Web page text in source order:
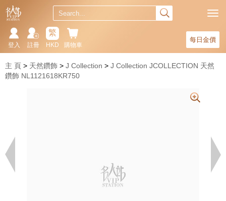
每日金價
購物車
繁
HKD
註冊
登入
主 頁 天然鑽飾 J Collection
J Collection JCOLLECTION 天然
鑽飾 NL1121618KR750